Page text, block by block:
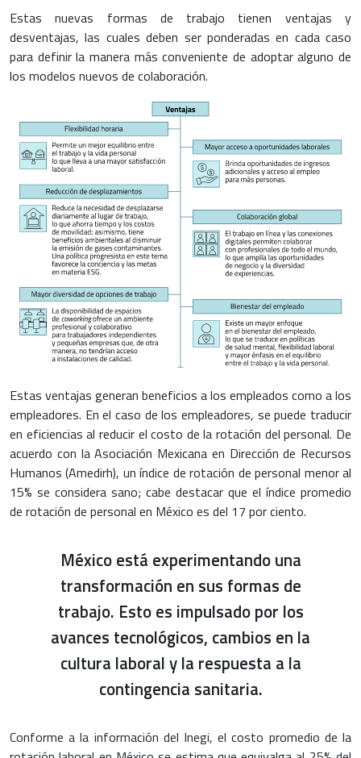
Estas nuevas formas de trabajo tienen ventajas y
desventajas, las cuales deben ser ponderadas en cada caso
para definir la manera más conveniente de adoptar alguno de
los modelos nuevos de colaboración.
Estas ventajas generan beneficios a los empleados como a los
empleadores. En el caso de los empleadores, se puede traducir
en eficiencias al reducir el costo de la rotación del personal. De
acuerdo con la Asociación Mexicana en Dirección de Recursos
Humanos (Amedirh), un índice de rotación de personal menor al
15% se considera sano; cabe destacar que el índice promedio
de rotación de personal en México es del 17 por ciento.
México está experimentando una
transformación en sus formas de
trabajo. Esto es impulsado por los
avances tecnológicos, cambios en la
cultura laboral y la respuesta a la
contingencia sanitaria.
Conforme a la información del Inegi, el costo promedio de la